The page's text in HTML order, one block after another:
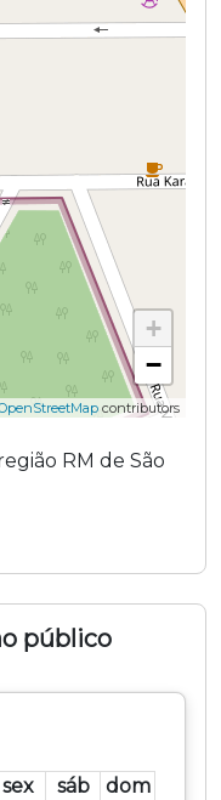
+
−
contributors
RM de São
público
sex sáb dom